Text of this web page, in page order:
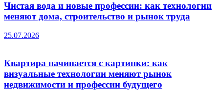
Чистая вода и новые профессии: как технологии
меняют дома, строительство и рынок труда
25.07.2026
Квартира начинается с картинки: как
визуальные технологии меняют рынок
недвижимости и профессии будущего